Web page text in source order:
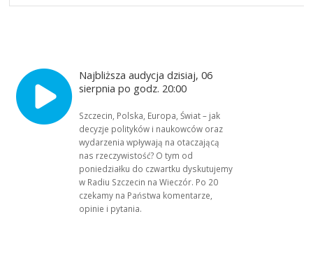
Najbliższa audycja dzisiaj, 06
sierpnia po godz. 20:00
Szczecin, Polska, Europa, Świat – jak
decyzje polityków i naukowców oraz
wydarzenia wpływają na otaczającą
nas rzeczywistość? O tym od
poniedziałku do czwartku dyskutujemy
w Radiu Szczecin na Wieczór. Po 20
czekamy na Państwa komentarze,
opinie i pytania.